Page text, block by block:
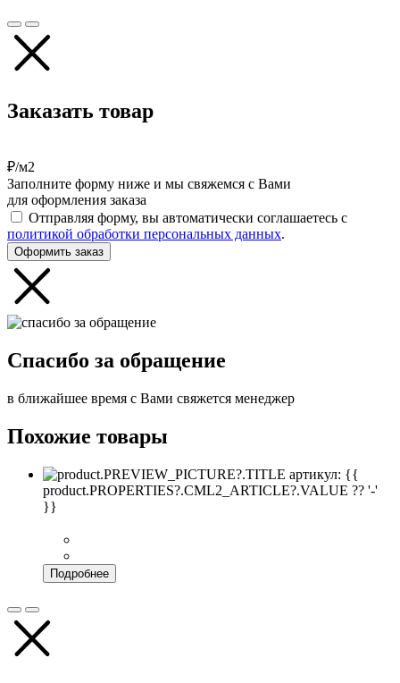
Заказать товар
₽/м2
Заполните форму ниже и мы свяжемся с Вами
для оформления заказа
Отправляя форму, вы автоматически соглашаетесь с
политикой обработки персональных данных.
Оформить заказ
Спасибо за обращение
в ближайшее время с Вами свяжется менеджер
Похожие товары
артикул: {{
product.PROPERTIES?.CML2_ARTICLE?.VALUE ?? '-'
}}
Подробнее